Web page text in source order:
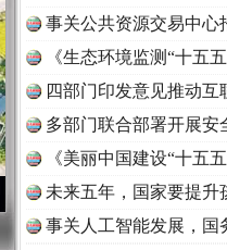
·[视频] 牢记初心使命 奋进复兴征程丨“
事关公共资源交易中心
《生态环境监测“十五
读
四部门印发意见推动
多部门联合部署开展安
《美丽中国建设“十五
未来五年，国家要提升
事关人工智能发展，